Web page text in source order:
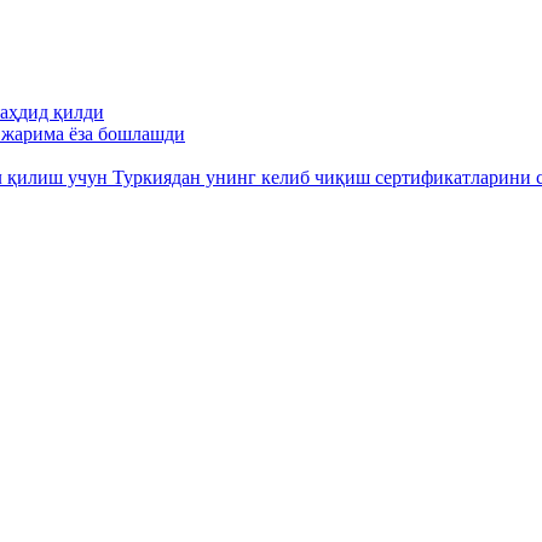
қилди
жарима ёза бошлашди
учун Туркиядан унинг келиб чиқиш сертификатларини